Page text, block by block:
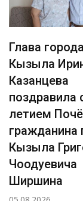
Глава города
Кызыла
Казанцева
поздравила
летием
гражданина
Кызыла
Чоодуевича
Ширшина